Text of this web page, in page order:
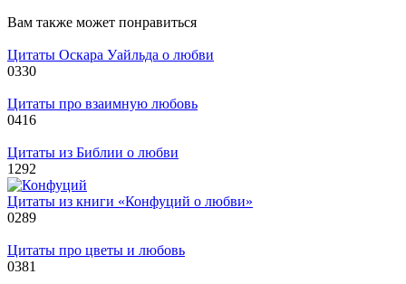
Вам также может понравиться
Цитаты Оскара Уайльда о любви
0330
Цитаты про взаимную любовь
0416
Цитаты из Библии о любви
1 292
Цитаты из книги «Конфуций о любви»
0289
Цитаты про цветы и любовь
0381